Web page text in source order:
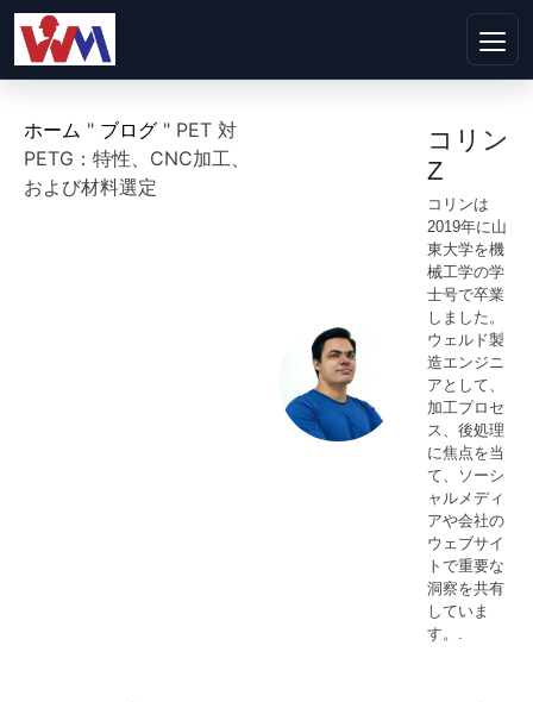
ホーム " ブログ " PET 対
PETG：特性、CNC加工、
および材料選定
コリン
Z
コリンは
2019年に山
東大学を機
械工学の学
士号で卒業
しました。
ウェルド製
造エンジニ
アとして、
加工プロセ
ス、後処理
に焦点を当
て、ソーシ
ャルメディ
アや会社の
ウェブサイ
トで重要な
洞察を共有
していま
す。.